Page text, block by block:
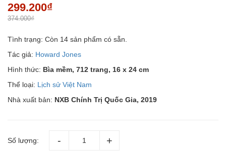
299.200₫
374.000₫
Tình trạng: Còn 14 sản phẩm có sẵn.
Tác giả: Howard Jones
Hình thức: Bìa mềm, 712 trang, 16 x 24 cm
Thể loại: Lịch sử Việt Nam
Nhà xuất bản: NXB Chính Trị Quốc Gia, 2019
Số lượng: